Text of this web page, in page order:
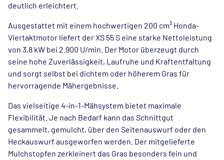
deutlich erleichtert.
Ausgestattet mit einem hochwertigen 200 cm³ Honda-
Viertaktmotor liefert der XS 55 S eine starke Nettoleistung
von 3,8 kW bei 2.900 U/min. Der Motor überzeugt durch
seine hohe Zuverlässigkeit, Laufruhe und Kraftentfaltung
und sorgt selbst bei dichtem oder höherem Gras für
hervorragende Mähergebnisse.
Das vielseitige 4-in-1-Mähsystem bietet maximale
Flexibilität. Je nach Bedarf kann das Schnittgut
gesammelt, gemulcht, über den Seitenauswurf oder den
Heckauswurf ausgeworfen werden. Der mitgelieferte
Mulchstopfen zerkleinert das Gras besonders fein und